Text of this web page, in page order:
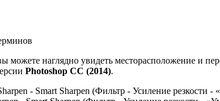
можете наглядно увидеть месторасположение и
Photoshop CC (2014).